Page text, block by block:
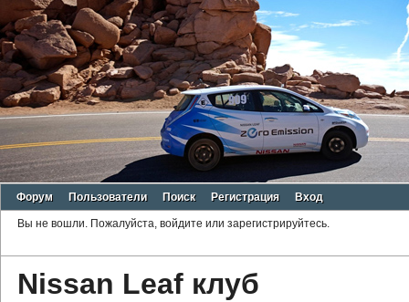
Форум Пользователи Поиск Регистрация Вход
Вы не вошли. Пожалуйста, войдите или зарегистрируйтесь.
Nissan Leaf клуб